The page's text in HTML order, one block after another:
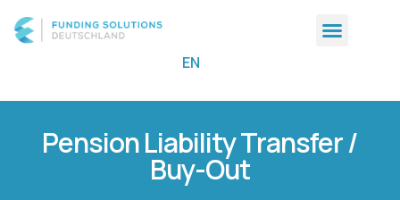
EN
Pension Liability Transfer /
Buy-Out